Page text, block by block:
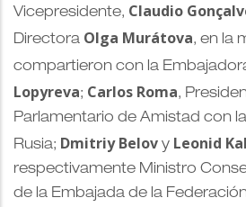
Vicepresidente, Claudio
Directora Olga Murátova, en la
compartieron con la
Lopyreva; Carlos Roma,
Parlamentario de Amistad con
Rusia; Dmitriy Belov y Leonid
respectivamente Ministro
de la Embajada de la